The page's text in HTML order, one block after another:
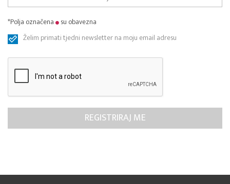
*Polja označena
su obavezna
Želim primati tjedni newsletter na moju email adresu